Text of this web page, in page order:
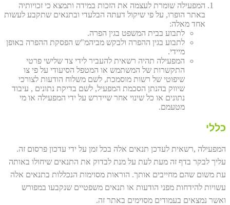
המפעילה שומרת לעצמה את הזכות במידה ותמצא כי זכויותיה
באתר הופרו, על פי שיקול דעתה הבלעדי ובתנאים שתקבע לעשות
אחד מאלה:
לתבוע בבית המשפט בגין הפרה.
לתבוע בגין ההפרה ולבקש מביהמ"ש הפסקת ההפרה באופן
מיידי.
המפעילה תהיה רשאית להעביר לידי צד שלישי פרטי
התקשרות של המשתמש או המטפל הסיעודי על פי צו
שיפוטי של רשות מוסמכת, לשם משלוח הודעות לצורכי
שיווק בהנתן הסכמת המפעיל, לשם בדיקת נתונים , עיבוד
נתונים או כל שינוי אחר שיידרש על ידי המפעילה או מי
מטעמם.
כללי
המפעילה ,רשאית לעדכן תנאים אלה בכל זמן על ידי עדכון פרסום זה.
עליך לבקר בדף זה מעת לעת על מנת לבדוק את התנאים שיחולו באותה
עת משום שהם מחייבים אותך. הוראות מסוימות הנכללות בתנאים אלה
עשויות להידחות מפני הודעות או תנאים משפטיים שנקבעו במפורש
ואשר נמצאים בעמודים מסוימים באתר זה.